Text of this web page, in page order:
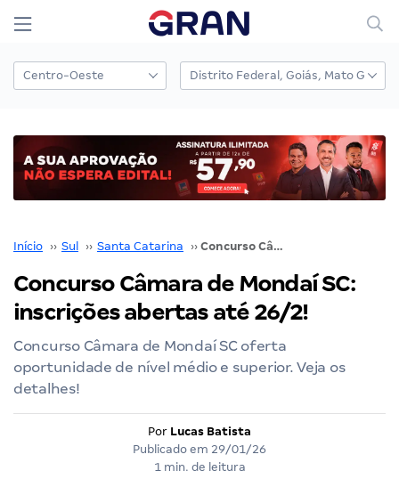
Início ›› Sul ›› Santa Catarina ›› Concurso Câmara de Mondaí SC: inscrições abertas até 26/2!
Concurso Câmara de Mondaí SC:
inscrições abertas até 26/2!
Concurso Câmara de Mondaí SC oferta
oportunidade de nível médio e superior. Veja os
detalhes!
Por Lucas Batista
Publicado em 29/01/26
1 min. de leitura